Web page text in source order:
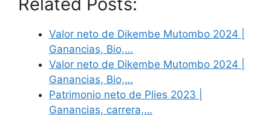
Valor neto de Dikembe Mutombo 2024 |
Ganancias, Bio,…
Valor neto de Dikembe Mutombo 2024 |
Ganancias, Bio,…
Patrimonio neto de Plies 2023 |
Ganancias, carrera,…